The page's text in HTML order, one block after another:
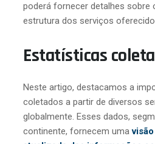
poderá fornecer detalhes sobre
estrutura dos serviços
Estatísticas
Neste artigo, destacamos a
coletados a partir de diversos
globalmente. Esses dados,
continente, fornecem uma